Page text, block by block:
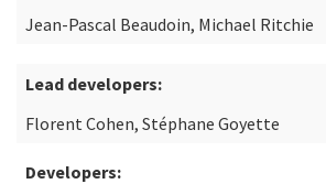
Jean-Pascal Beaudoin, Michael Ritchie
Lead developers:
Florent Cohen, Stéphane Goyette
Developers: